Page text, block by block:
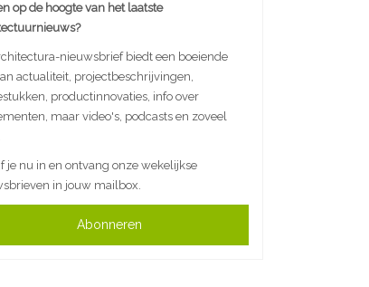
op de hoogte van het laatste
nieuwsbrief biedt een boeiende
actualiteit, projectbeschrijvingen,
productinnovaties, info over
maar video's, podcasts en zoveel
je nu in en ontvang onze wekelijkse
in jouw mailbox.
Abonneren